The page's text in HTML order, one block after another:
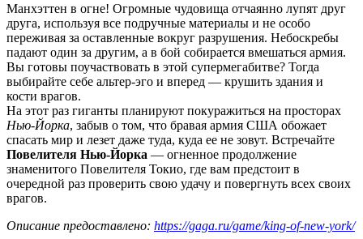
Манхэттен в огне! Огромные чудовища отчаянно лупят друг
друга, используя все подручные материалы и не особо
переживая за оставленные вокруг разрушения. Небоскребы
падают один за другим, а в бой собирается вмешаться армия.
Вы готовы поучаствовать в этой супермегабитве? Тогда
выбирайте себе альтер-эго и вперед — крушить здания и
кости врагов.
На этот раз гиганты планируют покуражиться на просторах
Нью-Йорка, забыв о том, что бравая армия США обожает
спасать мир и лезет даже туда, куда ее не зовут. Встречайте
Повелителя Нью-Йорка — огненное продолжение
знаменитого Повелителя Токио, где вам предстоит в
очередной раз проверить свою удачу и повергнуть всех своих
врагов.
Описание предоставлено: https://gaga.ru/game/king-of-new-york/